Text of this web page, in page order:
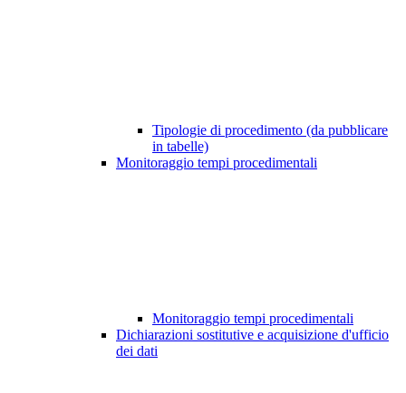
Tipologie di procedimento (da pubblicare
in tabelle)
Monitoraggio tempi procedimentali
Monitoraggio tempi procedimentali
Dichiarazioni sostitutive e acquisizione d'ufficio
dei dati